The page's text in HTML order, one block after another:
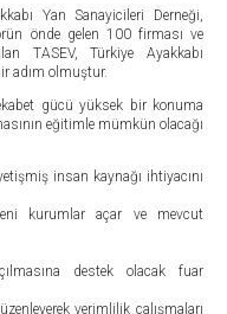
Yan Sanayicileri Derneği,
önde gelen 100 firması ve
TASEV, Türkiye Ayakkabı
adım olmuştur.
gücü yüksek bir konuma
eğitimle mümkün olacağı
insan kaynağı ihtiyacını
kurumlar açar ve mevcut
destek olacak fuar
verimlilik çalışmaları